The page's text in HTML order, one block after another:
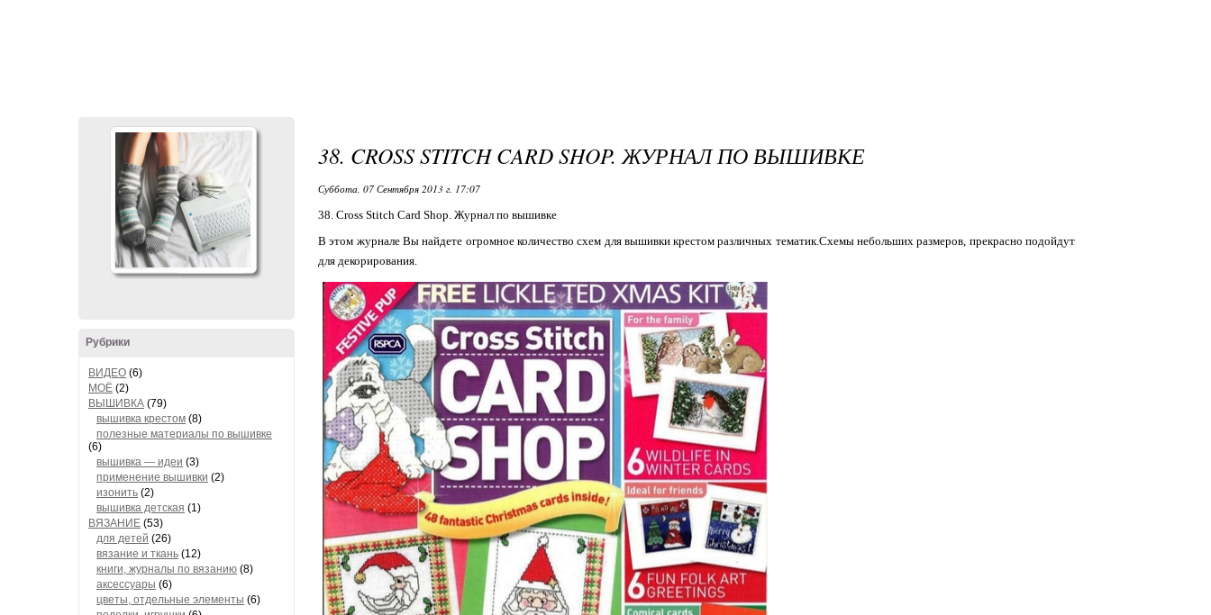
Рубрики
ВИДЕО (6)
МОЁ (2)
ВЫШИВКА (79)
вышивка крестом (8)
полезные материалы по вышивке
(6)
вышивка — идеи (3)
применение вышивки (2)
изонить (2)
вышивка детская (1)
ВЯЗАНИЕ (53)
для детей (26)
вязание и ткань (12)
книги, журналы по вязанию (8)
аксессуары (6)
цветы, отдельные элементы (6)
38. CROSS STITCH CARD SHOP. ЖУРНАЛ ПО ВЫШИВКЕ
Суббота, 07 Сентября 2013 г. 17:07
38. Cross Stitch Card Shop. Журнал по вышивке
В этом журнале Вы найдете огромное количество схем для вышивки крестом различных тематик.Схемы небольших размеров, прекрасно подойдут
для декорирования.